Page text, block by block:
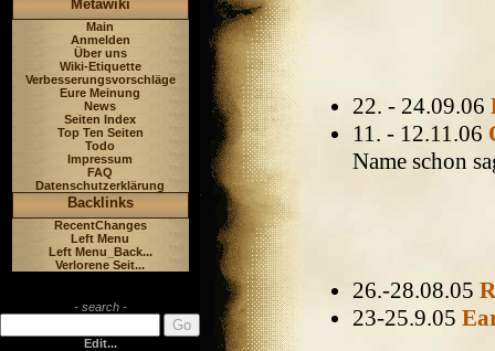
Metawiki
Main
Anmelden
Über uns
Wiki-Etiquette
Verbesserungsvorschläge
Eure Meinung
News
Seiten Index
Top Ten Seiten
Todo
Impressum
FAQ
Datenschutzerklärung
Backlinks
RecentChanges
Left Menu
Left Menu_Back...
Verlorene Seit...
- search -
Edit...
22. - 24.09.06
11. - 12.11.06
Name schon
26.-28.08.05
23-25.9.05